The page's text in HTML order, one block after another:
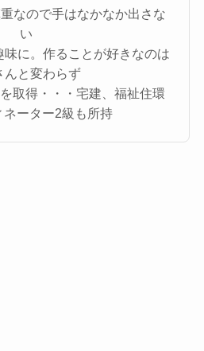
なので手はなかなか出さな
い
に。作ることが好きなのは
んと変わらず
取得・・・宅建、福祉住環
ネーター2級も所持